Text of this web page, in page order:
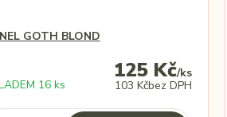
GOTH BLOND
125 Kč/ks
103 Kčbez DPH
16 ks